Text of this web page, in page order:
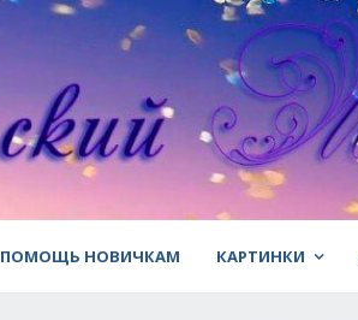
ПОМОЩЬ НОВИЧКАМ КАРТИНКИ